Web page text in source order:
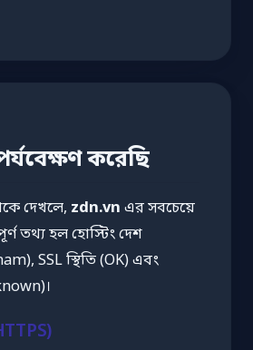
করেছি
দেখলে, zdn.vn এর সবচেয়ে
তথ্য হল হোস্টিং দেশ
SSL স্থিতি (OK) এবং